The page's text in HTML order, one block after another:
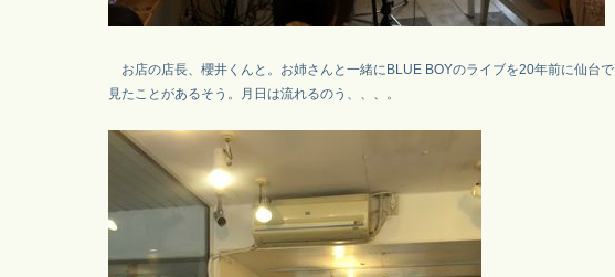
お店の店長、櫻井くんと。お姉さんと一緒にBLUE BOYのライブを20年前に仙台で
見たことがあるそう。月日は流れるのう、、、。